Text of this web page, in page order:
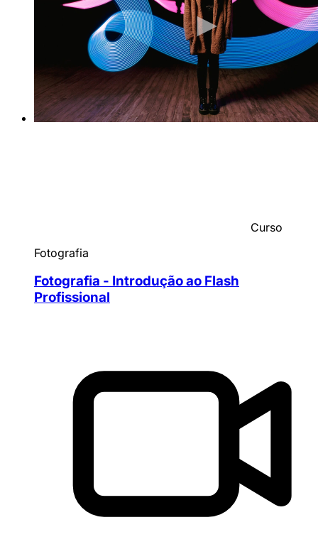
Curso
Fotografia
Fotografia - Introdução ao Flash
Profissional